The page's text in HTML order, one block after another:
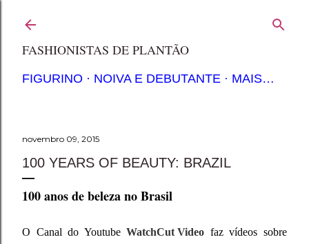
FASHIONISTAS DE PLANTÃO
FIGURINO NOIVA E DEBUTANTE MAIS…
novembro 09, 2015
100 YEARS OF BEAUTY: BRAZIL
100 anos de beleza no Brasil
O Canal do Youtube WatchCut Video faz vídeos sobre